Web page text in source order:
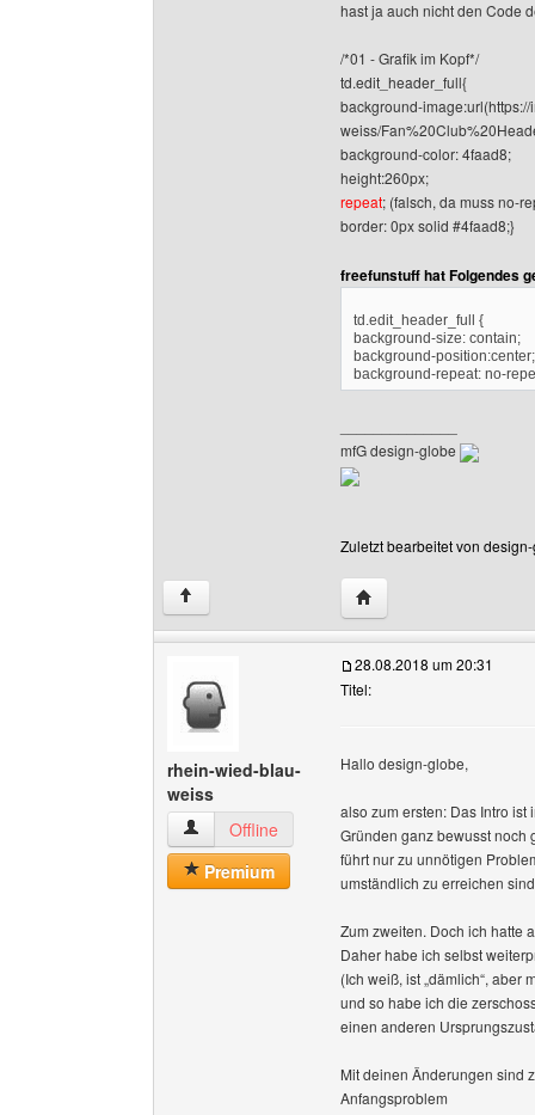
hast ja auch nicht den Code
/*01 - Grafik im Kopf*/
td.edit_header_full{
background-
weiss/
background-color: 4faad8;
height:260px;
repeat; (falsch, da muss no-
border: 0px solid #4faad8;}
freefunstuff hat Folgendes
td.edit_header_full {
background-size: contain;
background-position:center;
background-repeat: no-
mfG design-globe
Zuletzt bearbeitet von
↑ Website dieses
rhein-wied-blau-
weiss
rhein-wied-blau-weiss Benutzer-Profile
Offline
Premium
28.08.2018 um 20:31
Titel:
Hallo design-globe,
also zum ersten: Das Intro
Gründen ganz bewusst noch
führt nur zu unnötigen
umständlich zu erreichen
Zum zweiten. Doch ich hatte
Daher habe ich selbst
(Ich weiß, ist „dämlich“,
und so habe ich die
einen anderen
Mit deinen Änderungen sind
Anfangsproblem